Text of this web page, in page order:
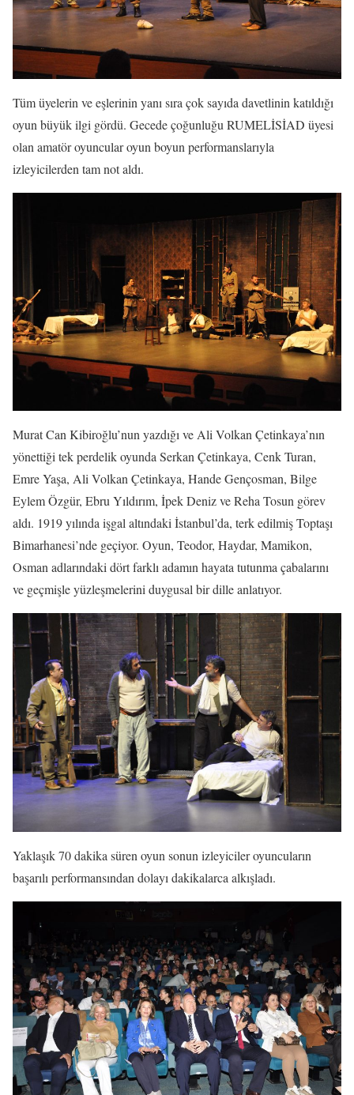
Tüm üyelerin ve eşlerinin yanı sıra çok sayıda davetlinin katıldığı
oyun büyük ilgi gördü. Gecede çoğunluğu RUMELİSİAD üyesi
olan amatör oyuncular oyun boyun performanslarıyla
izleyicilerden tam not aldı.
Murat Can Kibiroğlu’nun yazdığı ve Ali Volkan Çetinkaya’nın
yönettiği tek perdelik oyunda Serkan Çetinkaya, Cenk Turan,
Emre Yaşa, Ali Volkan Çetinkaya, Hande Gençosman, Bilge
Eylem Özgür, Ebru Yıldırım, İpek Deniz ve Reha Tosun görev
aldı. 1919 yılında işgal altındaki İstanbul’da, terk edilmiş Toptaşı
Bimarhanesi’nde geçiyor. Oyun, Teodor, Haydar, Mamikon,
Osman adlarındaki dört farklı adamın hayata tutunma çabalarını
ve geçmişle yüzleşmelerini duygusal bir dille anlatıyor.
Yaklaşık 70 dakika süren oyun sonun izleyiciler oyuncuların
başarılı performansından dolayı dakikalarca alkışladı.